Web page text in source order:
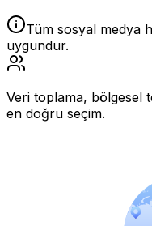
Tüm sosyal medya
uygundur.
Veri toplama, bölgesel
en doğru seçim.